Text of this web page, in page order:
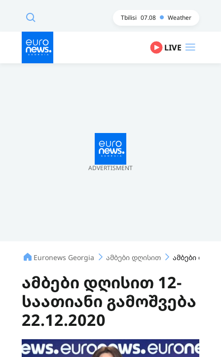
Tbilisi 07.08 Weather
LIVE
ADVERTISMENT
Euronews Georgia ამბები დღისით ამბები
ამბები დღისით 12-
საათიანი გამოშვება
22.12.2020